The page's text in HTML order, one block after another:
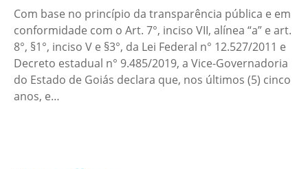
Com base no princípio da transparência pública e em
conformidade com o Art. 7°, inciso VII, alínea “a” e art.
8°, §1°, inciso V e §3°, da Lei Federal n° 12.527/2011 e
Decreto estadual n° 9.485/2019, a Vice-Governadoria
do Estado de Goiás declara que, nos últimos (5) cinco
anos, e…